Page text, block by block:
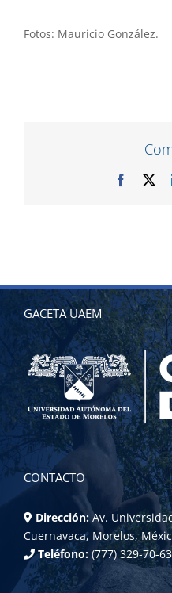
GACETA UAEM
CONTACTO
Dirección:
Av.
Cuernavaca, Morelos,
Teléfono: (777) 329-70-63